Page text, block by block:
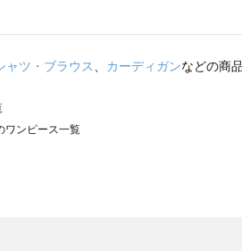
ャツ・ブラウス、 カーディガンなどの商
ワンピース一覧
ス）のワンピース一覧
ンピース一覧